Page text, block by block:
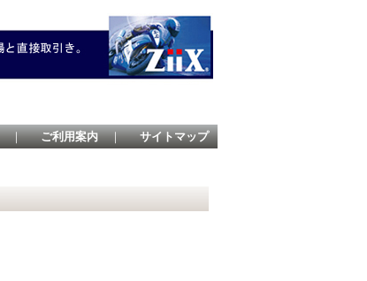
｜ ご利用案内 ｜ サイトマップ